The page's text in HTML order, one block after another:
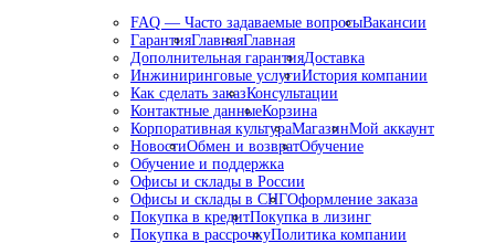
FAQ — Часто задаваемые вопросыВакансии
ГарантияГлавнаяГлавная
Дополнительная гарантияДоставка
Инжиниринговые услугиИстория компании
Как сделать заказКонсультации
Контактные данныеКорзина
Корпоративная культураМагазинМой аккаунт
НовостиОбмен и возвратОбучение
Обучение и поддержка
Офисы и склады в России
Офисы и склады в СНГОформление заказа
Покупка в кредитПокупка в лизинг
Покупка в рассрочкуПолитика компании